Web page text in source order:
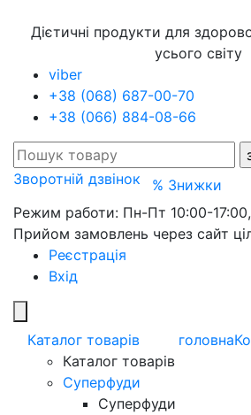
Дієтичні продукти для
усього світу
viber
+38 (068) 687-00-70
+38 (066) 884-08-66
Зворотній дзвінок
% Знижки
Режим работи: Пн-Пт 10:00-
Прийом замовлень через сайт
Реєстрація
Вхід
Каталог товарів
Каталог товарів
Суперфуди
Суперфуди
головна